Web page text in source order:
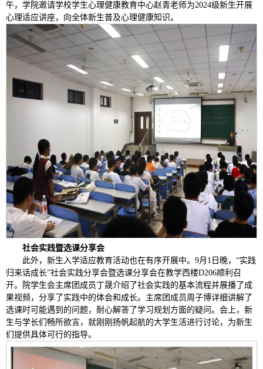
午，学院邀请学校学生心理健康教育中心赵青老师为2024级新生开展
心理适应讲座，向全体新生普及心理健康知识。
社会实践暨选课分享会
此外，新生入学适应教育活动也在有序开展中。9月1日晚，“实践
归来话成长”社会实践分享会暨选课分享会在教学西楼D206顺利召
开。院学生会主席团成员丁晟介绍了社会实践的基本流程并展播了成
果视频，分享了实践中的体会和成长。主席团成员周子博详细讲解了
选课时可能遇到的问题，耐心解答了学习规划方面的疑问。会上，新
生与学长们畅所欲言，就刚刚扬帆起航的大学生活进行讨论，为新生
们提供具体可行的指导。